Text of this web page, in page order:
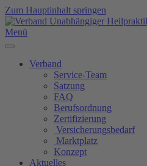
Zum Hauptinhalt springen
Menü
Verband
Service-Team
Satzung
FAQ
Berufsordnung
Zertifizierung
Versicherungsbedarf
Marktplatz
Konzept
Aktuelles